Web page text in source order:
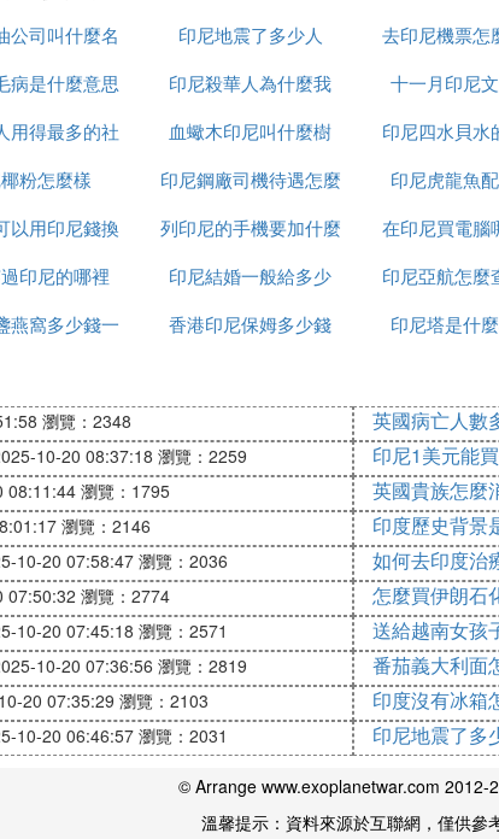
求
備案、進口燕窩收貨人商檢備案，分別取得海外
進口報關16年經~驗。
的流程是什麼樣的呢進口需要哪些手續
司辦理進關手續－>進口
或省、市級經貿委批准其有進出口商品經營和代
口發票 3）裝箱單 4）海運提單 5）提貨單（正
區海關備案手續－>保稅區倉庫
的貨物如實向海關申報，而無需加稅和進口許
口合同（如國外賣方是本公司系統可免去） 2）
公司叫什麼名
字
印尼地震了多少人 去印尼機票怎
病是什麼意思 印尼殺華人為什麼我 十一月印尼
用得最多的社
是什麼意思
血蠍木印尼叫什麼樹
印尼四水貝水
碼是多
粉怎麼樣
印尼鋼廠司機待遇怎麼
樣
印尼虎龍魚
以用印尼錢換
人民幣
列印尼的手機要加什麼
在印尼買電腦
受騙
印尼的哪裡 印尼結婚一般給多少
印尼亞航怎麼
付訂單
燕窩多少錢一
香港印尼保姆多少錢 印尼塔是什
瀏覽：2348 英國病亡人數
10-20 08:37:18 瀏覽：2259 印尼1美元能
08:11:44 瀏覽：1795 英國貴族怎麼
瀏覽：2146 印度歷史背景
10-20 07:58:47 瀏覽：2036 如何去印度治
07:50:32 瀏覽：2774 怎麼買伊朗石
10-20 07:45:18 瀏覽：2571 送給越南女孩
10-20 07:36:56 瀏覽：2819 番茄義大利面
20 07:35:29 瀏覽：2103 印度沒有冰箱
10-20 06:46:57 瀏覽：2031 印尼地震了多
© Arrange www.exoplanetwar.com 2012-
溫馨提示：資料來源於互聯網，僅供參